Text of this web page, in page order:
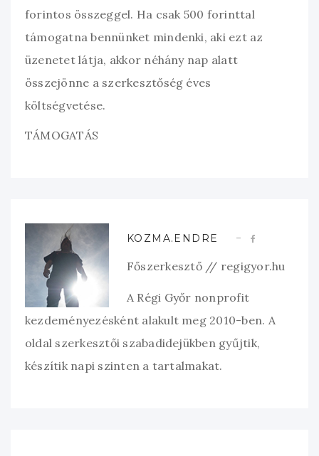
forintos összeggel. Ha csak 500 forinttal
támogatna bennünket mindenki, aki ezt az
üzenetet látja, akkor néhány nap alatt
összejönne a szerkesztőség éves
költségvetése.
TÁMOGATÁS
KOZMA.ENDRE
Főszerkesztő // regigyor.hu
A Régi Győr nonprofit
kezdeményezésként alakult meg 2010-ben. A
oldal szerkesztői szabadidejükben gyűjtik,
készítik napi szinten a tartalmakat.